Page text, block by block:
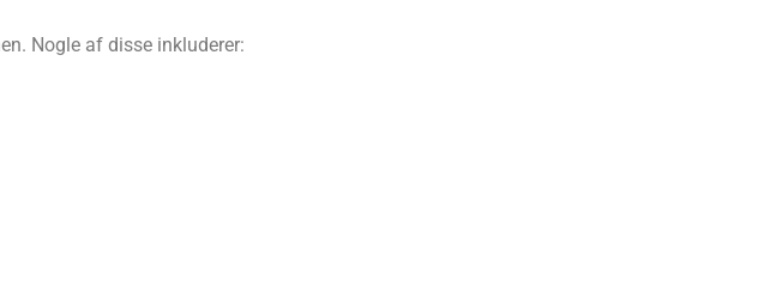
Nogle af disse inkluderer: